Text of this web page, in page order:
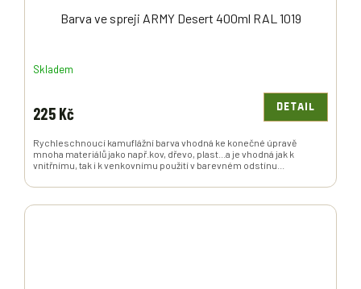
Barva ve spreji ARMY Desert 400ml RAL 1019
Skladem
225 Kč DETAIL
Rychleschnoucí kamuflážní barva vhodná ke konečné úpravě
mnoha materiálů jako např.kov, dřevo, plast...a je vhodná jak k
vnitřnímu, tak i k venkovnímu použití v barevném odstínu...